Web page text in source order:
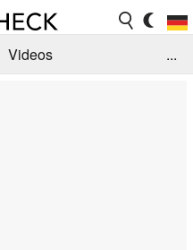
Videos
...